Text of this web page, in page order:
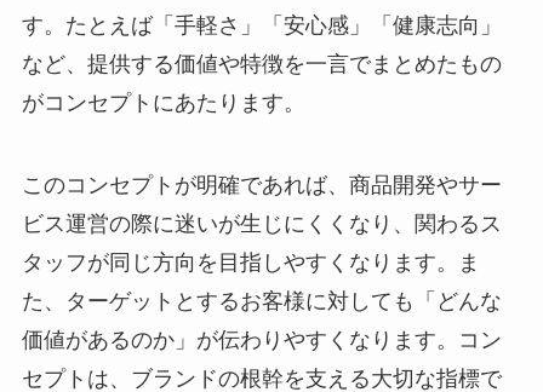
す。たとえば「手軽さ」「安心感」「健康志向」
など、提供する価値や特徴を一言でまとめたもの
がコンセプトにあたります。
このコンセプトが明確であれば、商品開発やサー
ビス運営の際に迷いが生じにくくなり、関わるス
タッフが同じ方向を目指しやすくなります。ま
た、ターゲットとするお客様に対しても「どんな
価値があるのか」が伝わりやすくなります。コン
セプトは、ブランドの根幹を支える大切な指標で